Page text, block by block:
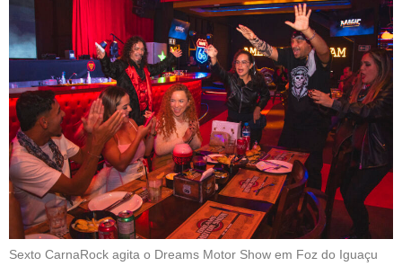
Sexto CarnaRock agita o Dreams Motor Show em Foz do Iguaçu